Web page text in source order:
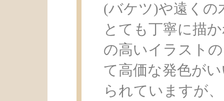
(バケツ)や遠くの
とても丁寧に描
の高いイラスト
て高価な発色が
られていますが